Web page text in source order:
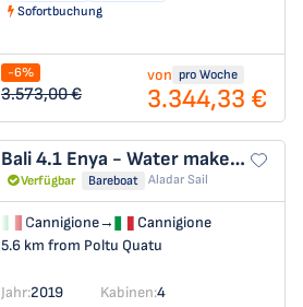
Sofortbuchung
-6%
3.573,00 €
von pro Woche
3.344,33 €
Bali 4.1 Enya - Water maker, Solar Panel
Verfügbar Bareboat Aladar Sail
Cannigione→
Cannigione
5.6 km from Poltu Quatu
Jahr:2019 Kabinen:4